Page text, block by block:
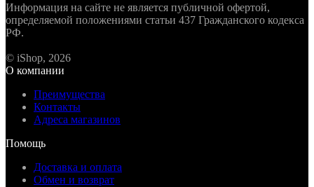
Информация на сайте не является публичной офертой,
определяемой положениями статьи 437 Гражданского кодекса
РФ.
© iShop, 2026
О компании
Преимущества
Контакты
Адреса магазинов
Помощь
Доставка и оплата
Обмен и возврат